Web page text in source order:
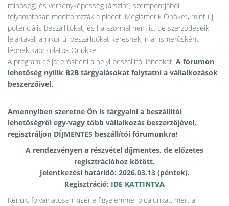
minőség) és versenyképesség (árszint) szempontjából
folyamatosan monitorozzák a piacot. Megismerik Önöket, mint új
potenciális beszállítókat, és ha azonnal nem is, de szerződéseik
lejártával, amikor új beszállítókat keresnek, már ismerősként
lépnek kapcsolatba Önökkel.
A program célja: erősíteni a helyi beszállítói láncokat. A fórumon
lehetőség nyílik B2B tárgyalásokat folytatni a vállalkozások
beszerzőivel.
Amennyiben szeretne Ön is tárgyalni a beszállítói
lehetőségről egy-vagy több vállalkozás beszerzőjével,
regisztráljon DÍJMENTES beszállítói fórumunkra!
A rendezvényen a részvétel díjmentes, de előzetes
regisztrációhoz kötött.
Jelentkezési határidő: 2026.03.13 (péntek).
Regisztráció: IDE KATTINTVA
Kérjük, folyamatosan kísérje figyelemmel oldalunkat, mert a